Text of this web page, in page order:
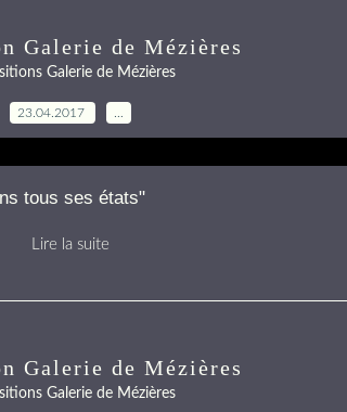
Galerie de Mézières
Galerie de Mézières
23.04.2017
tous ses états"
Lire la suite
Galerie de Mézières
Galerie de Mézières